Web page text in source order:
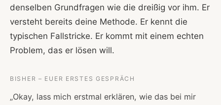
denselben Grundfragen wie die dreißig vor ihm. Er
versteht bereits deine Methode. Er kennt die
typischen Fallstricke. Er kommt mit einem echten
Problem, das er lösen will.
BISHER – EUER ERSTES GESPRÄCH
„Okay, lass mich erstmal erklären, wie das bei mir